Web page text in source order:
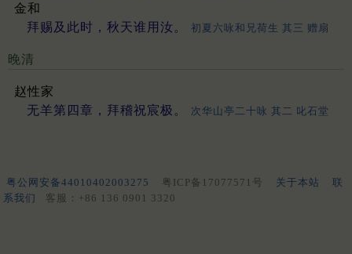
金和
拜赐及此时，秋天谁用汝。
初夏六咏和兄荷生 其三 赠扇
晚清
赵性家
无羊第四章，拜稽祝宸极。
次华山亭二十咏 其二 叱石堂
粤公网安备44010402003275 粤ICP备17077571号 关于本站
联
系我们
客服：+86 136 0901 3320